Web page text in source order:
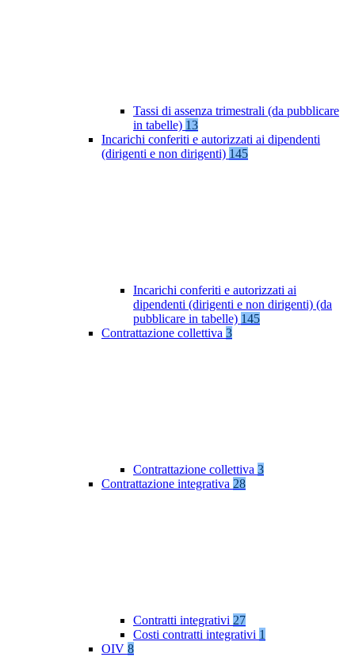
Tassi di assenza trimestrali (da pubblicare
in tabelle) 13
Incarichi conferiti e autorizzati ai dipendenti
(dirigenti e non dirigenti) 145
Incarichi conferiti e autorizzati ai
dipendenti (dirigenti e non dirigenti) (da
pubblicare in tabelle) 145
Contrattazione collettiva 3
Contrattazione collettiva 3
Contrattazione integrativa 28
Contratti integrativi 27
Costi contratti integrativi 1
OIV 8